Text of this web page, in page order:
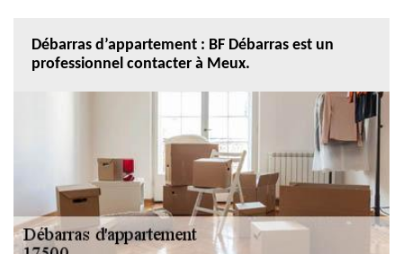
Débarras d’appartement : BF Débarras est un
professionnel contacter à Meux.